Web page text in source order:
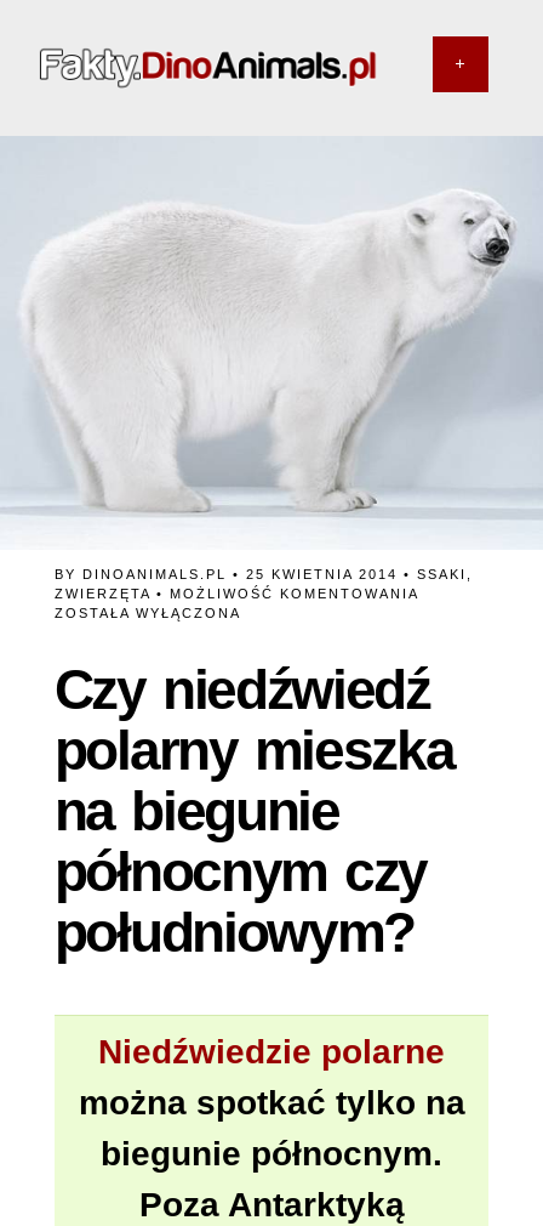
BY DINOANIMALS.PL • 25 KWIETNIA 2014 • SSAKI
ZWIERZĘTA • MOŻLIWOŚĆ KOMENTOWANIACZY
NA
BIEGUNIE
PÓŁNOCNYM
ZOSTAŁA WYŁĄCZONA
Czy niedźwiedź
polarny mieszka
na biegunie
północnym czy
południowym?
Niedźwiedzie polarne
można spotkać tylko na
biegunie północnym.
Poza Antarktyką